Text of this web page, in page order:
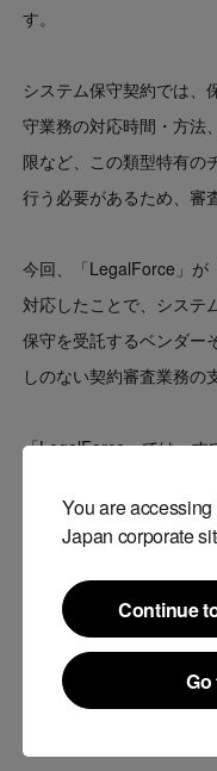
You are
Japan corporate
Continue
Continue
Go
Go
す。
システム保守契約では、
守業務の対応時間・方法
限など、この類型特有の
行う必要があるため、審
今回、「LegalForce」が
対応したことで、システ
保守を受託するベンダー
しのない契約審査業務の
「LegalForce」では、す
型として提供していま
ーに対応したことで、
援します。
今後も弁護士の法務知
務における業務の品質